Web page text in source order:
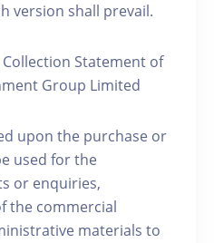
version shall prevail.
Statement of
Group Limited
upon the purchase or
used for the
or enquiries,
the commercial
materials to